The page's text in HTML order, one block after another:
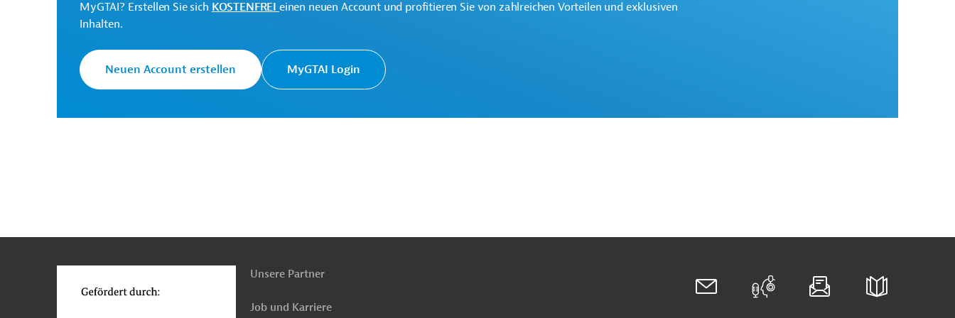
Animal and Fishery
Resources (MARAH)
Projektträger
Wirtschafts-, Außenwirtschaftsförderung
MyGTAI? Erstellen Sie sich KOSTENFREI einen neuen Account und profitieren Sie von zahlreichen Vorteilen und exklusiven
Inhalten.
Neuen Account erstellen MyGTAI Login
oben
Unsere Partner
Job und Karriere